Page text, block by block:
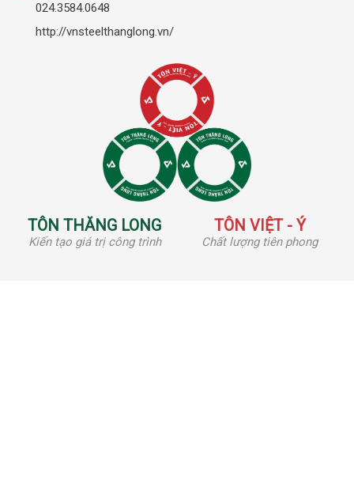
024.3584.0648
http://vnsteelthanglong.vn/
TÔN THĂNG LONG
Kiến tạo giá trị công trình
TÔN VIỆT - Ý
Chất lượng tiên phong